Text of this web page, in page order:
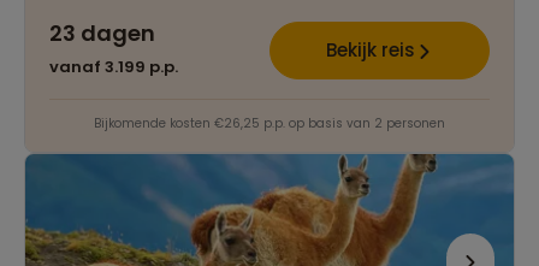
23 dagen
vanaf 3.199 p.p.
Bekijk reis
Bijkomende kosten €26,25 p.p. op basis van 2 personen